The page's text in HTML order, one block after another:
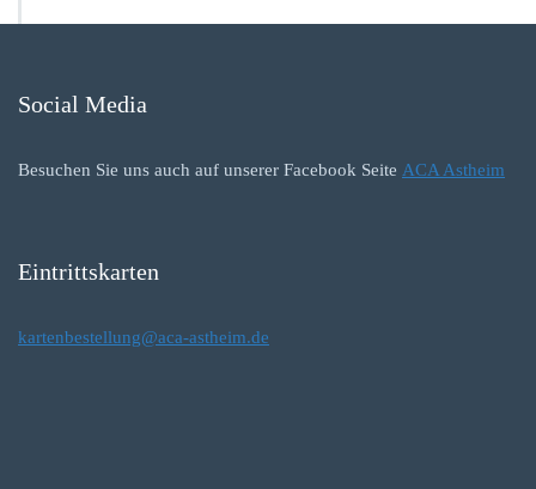
Social Media
Besuchen Sie uns auch auf unserer Facebook Seite ACA Astheim
Eintrittskarten
kartenbestellung@aca-astheim.de